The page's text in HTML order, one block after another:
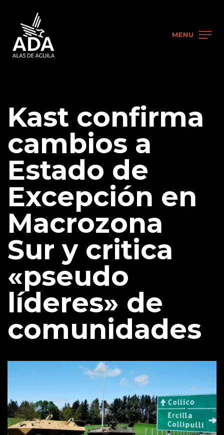
MENU
Kast confirma
cambios a
Estado de
Excepción en
Macrozona
Sur y critica
«pseudo
líderes» de
comunidades